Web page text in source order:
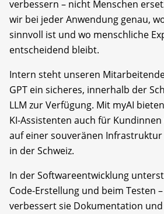
verbessern – nicht Menschen
wir bei jeder Anwendung genau,
sinnvoll ist und wo menschliche
entscheidend bleibt.
Intern steht unseren
GPT ein sicheres, innerhalb der
LLM zur Verfügung. Mit myAI
KI-Assistenten auch für
auf einer souveränen
in der Schweiz.
In der Softwareentwicklung
Code-Erstellung und beim Testen
verbessert sie Dokumentation und